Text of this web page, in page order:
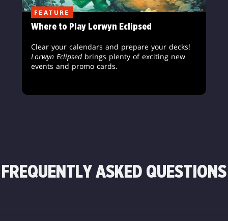
FEATURE
Where to Play Lorwyn Eclipsed
Clear your calendars and prepare your decks!
Lorwyn Eclipsedbrings plenty of exciting new
events and promo cards.
FREQUENTLY ASKED QUESTIONS